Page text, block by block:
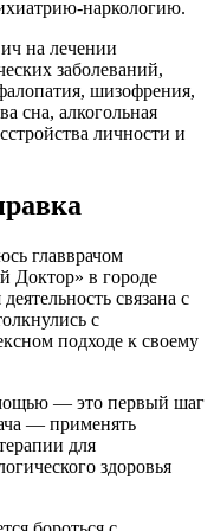
наркологию.
на лечении
заболеваний,
шизофрения,
сна, алкогольная
личности и
главврачом
Доктор» в городе
связана с
с
подходе к своему
— это первый шаг
— применять
для
здоровья